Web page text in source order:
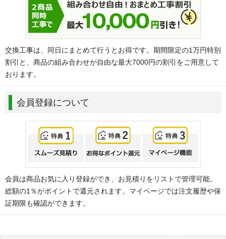
交換工事は、同日にまとめて行うとお得です。期間限定の1万円特別
割引と、商品の組み合わせが自由な最大7000円の割引をご用意して
おります。
会員登録について
会員は商品お気に入り登録ができ、お見積りをリストで管理可能。
総額の1％がポイントで還元されます。マイページでは注文履歴や保
証期限も確認ができます。